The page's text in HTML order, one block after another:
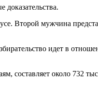
Второй мужчина
идет в
составляет около 732